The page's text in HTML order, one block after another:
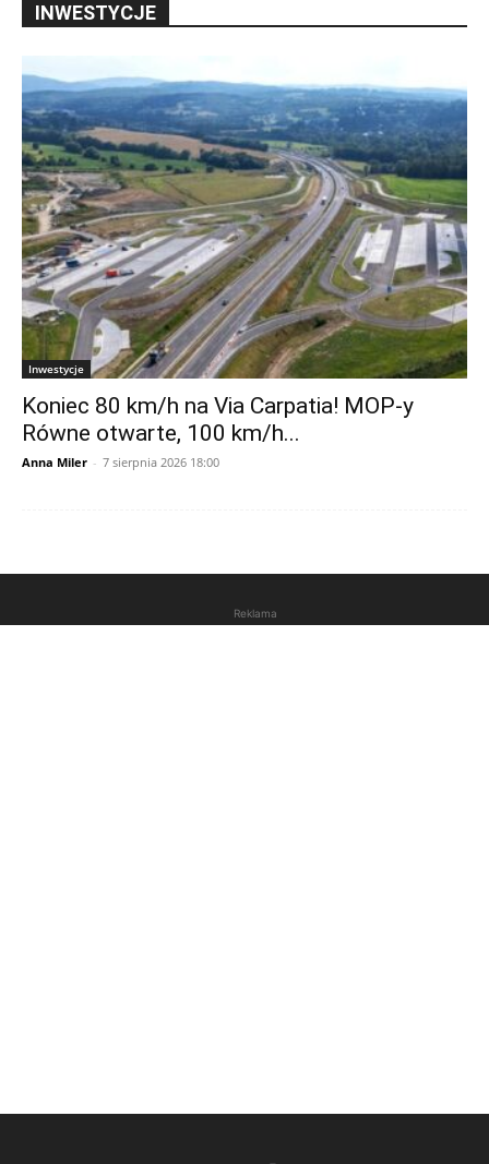
INWESTYCJE
Inwestycje
Koniec 80 km/h na Via Carpatia! MOP-y
Równe otwarte, 100 km/h...
Anna Miler - 7 sierpnia 2026 18:00
Reklama